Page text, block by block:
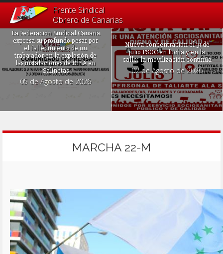
Frente Sindical
Obrero de Canarias
La Federación Sindical Canaria
expresa su profundo pesar por
el fallecimiento de un
trabajador en la explosión de
las instalaciones de DISA en
Salinetas
05 de Agosto de 2026
Nueva concentración el 31 de
julio FSOC en lucha y en la
calle: la movilización continúa
02 de Agosto de 2026
MARCHA 22-M